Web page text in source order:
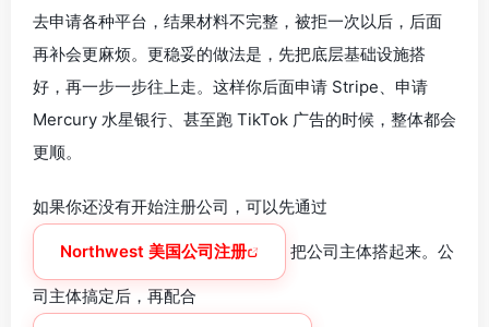
去申请各种平台，结果材料不完整，被拒一次以后，后面
再补会更麻烦。更稳妥的做法是，先把底层基础设施搭
好，再一步一步往上走。这样你后面申请 Stripe、申请
Mercury 水星银行、甚至跑 TikTok 广告的时候，整体都会
更顺。
如果你还没有开始注册公司，可以先通过
Northwest 美国公司注册 把公司主体搭起来。公
司主体搞定后，再配合